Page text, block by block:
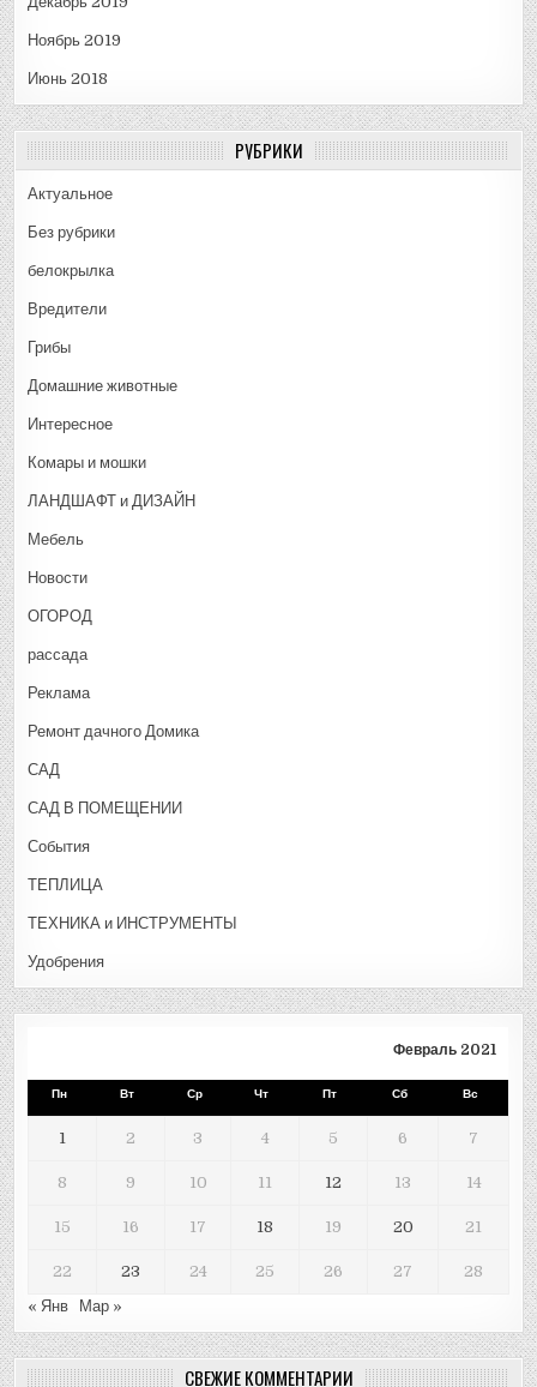
Ноябрь 2019
Июнь 2018
РУБРИКИ
Актуальное
Без рубрики
белокрылка
Вредители
Грибы
Домашние животные
Интересное
Комары и мошки
ЛАНДШАФТ и ДИЗАЙН
Мебель
Новости
ОГОРОД
рассада
Реклама
Ремонт дачного Домика
САД
САД В ПОМЕЩЕНИИ
События
ТЕПЛИЦА
ТЕХНИКА и ИНСТРУМЕНТЫ
Удобрения
Февраль 2021
Пн Вт Ср Чт Пт Сб Вс
1 2 3 4 5 6 7
8 9 10 11 12 13 14
15 16 17 18 19 20 21
22 23 24 25 26 27
28
« Янв
Мар »
СВЕЖИЕ КОММЕНТАРИИ